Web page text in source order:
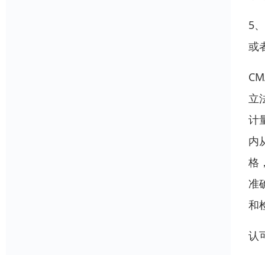
5
或
立
计
内
格
准
和
认